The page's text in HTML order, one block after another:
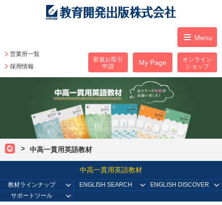
営業所一覧
採用情報
新規お取引
申請
My Page
オンライン
ショップ
Menu
中高一貫用英語教材
中高一貫用英語教材
教材ラインナップ ENGLISH SEARCH
ENGLISH DISCOVER
サポートツール